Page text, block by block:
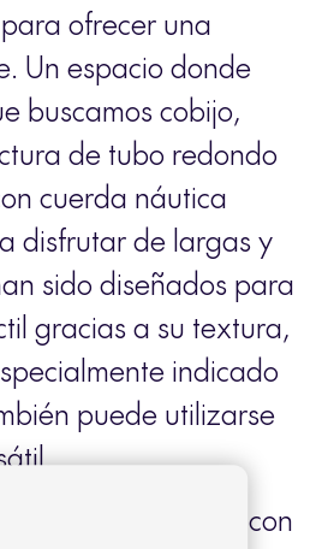
ofrecer una
Un espacio donde
buscamos cobijo,
de tubo redondo
cuerda náutica
disfrutar de largas y
sido diseñados para
gracias a su textura,
indicado
puede utilizarse
y acabada con